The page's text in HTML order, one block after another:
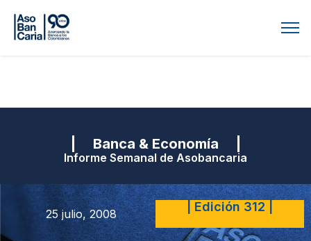
| Banca & Economía |
Informe Semanal de Asobancaria
25 julio, 2008 | Edición 312 |